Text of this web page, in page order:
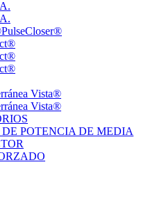
Vista®
Vista®
POTENCIA DE MEDIA